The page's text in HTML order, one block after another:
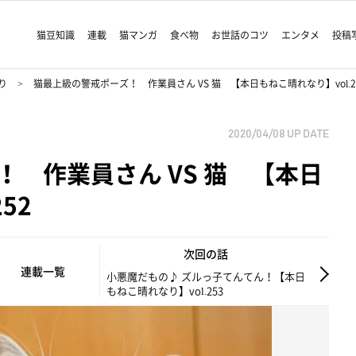
猫豆知識 連載 猫マンガ 食べ物 お世話のコツ エンタメ 投稿
猫最上級の警戒ポーズ！ 作業員さん VS 猫 【本日もねこ晴れなり】
2020/04/08 UP DATE
作業員さん VS 猫 【本日
連載一覧
次回の話
小悪魔だもの♪ ズルっ子てんてん！【本日
もねこ晴れなり】vol.253